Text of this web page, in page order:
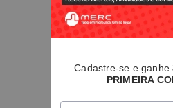
Cadastre-se e ganhe
PRIMEIRA